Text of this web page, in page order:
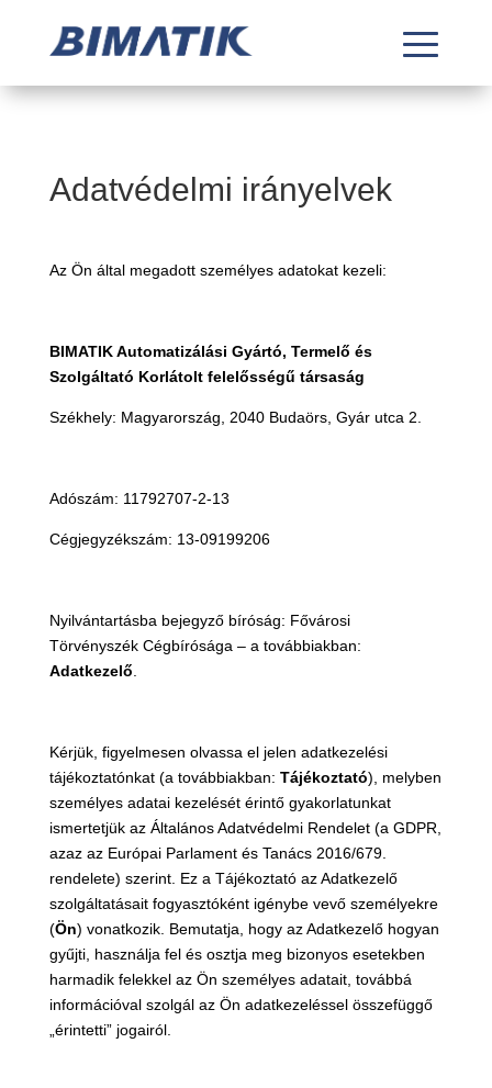
Adatvédelmi irányelvek
Az Ön által megadott személyes adatokat kezeli:
BIMATIK Automatizálási Gyártó, Termelő és
Szolgáltató Korlátolt felelősségű társaság
Székhely: Magyarország, 2040 Budaörs, Gyár utca 2.
Adószám: 11792707-2-13
Cégjegyzékszám: 13-09199206
Nyilvántartásba bejegyző bíróság: Fővárosi
Törvényszék Cégbírósága – a továbbiakban:
Adatkezelő
Kérjük, figyelmesen olvassa el jelen adatkezelési
tájékoztatónkat (a továbbiakban: Tájékoztató), melyben
személyes adatai kezelését érintő gyakorlatunkat
ismertetjük az Általános Adatvédelmi Rendelet (a GDPR,
azaz az Európai Parlament és Tanács 2016/679.
rendelete) szerint. Ez a Tájékoztató az Adatkezelő
szolgáltatásait fogyasztóként igénybe vevő személyekre
(Ön) vonatkozik. Bemutatja, hogy az Adatkezelő hogyan
gyűjti, használja fel és osztja meg bizonyos esetekben
harmadik felekkel az Ön személyes adatait, továbbá
információval szolgál az Ön adatkezeléssel összefüggő
„érintetti” jogairól.